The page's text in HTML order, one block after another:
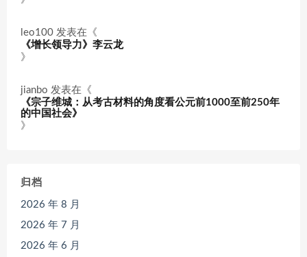
leo100 发表在《
《增长领导力》李云龙
》
jianbo 发表在《
《宗子维城：从考古材料的角度看公元前1000至前250年
的中国社会》
》
归档
2026 年 8 月
2026 年 7 月
2026 年 6 月